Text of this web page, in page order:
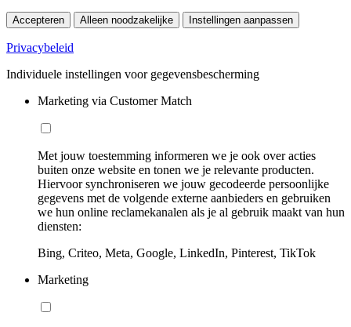
Accepteren Alleen noodzakelijke Instellingen aanpassen
Privacybeleid
Individuele instellingen voor gegevensbescherming
Marketing via Customer Match
Met jouw toestemming informeren we je ook over acties
buiten onze website en tonen we je relevante producten.
Hiervoor synchroniseren we jouw gecodeerde persoonlijke
gegevens met de volgende externe aanbieders en gebruiken
we hun online reclamekanalen als je al gebruik maakt van hun
diensten:
Bing, Criteo, Meta, Google, LinkedIn, Pinterest, TikTok
Marketing